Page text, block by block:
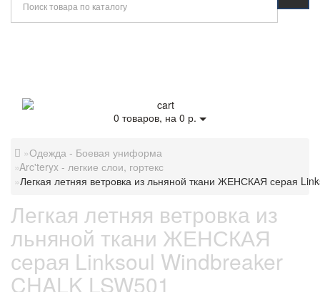
0 товаров, на 0 р.
Одежда - Боевая униформа
Arc'teryx - легкие слои, гортекс
Легкая летняя ветровка из льняной ткани ЖЕНСКАЯ серая
Легкая летняя ветровка из
льняной ткани ЖЕНСКАЯ
серая Linksoul Windbreaker
CHALK LSW501